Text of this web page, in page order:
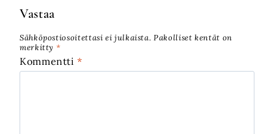
Vastaa
Sähköpostiosoitettasi ei julkaista. Pakolliset kentät on
merkitty *
Kommentti*